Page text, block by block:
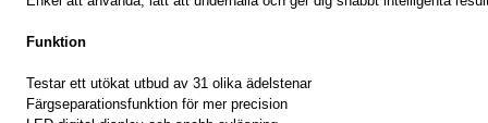
Funktion
Testar ett utökat utbud av 31 olika ädelstenar
Färgseparationsfunktion för mer precision